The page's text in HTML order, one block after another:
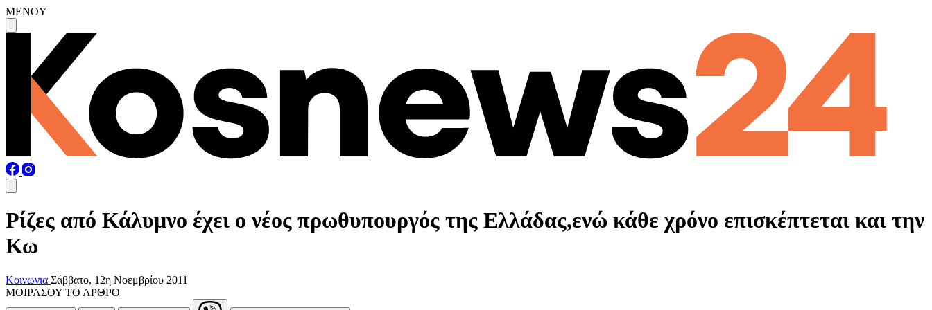
MENOY
Ρίζες από Κάλυμνο έχει ο νέος πρωθυπουργός της Ελλάδας,ενώ κάθε χρόνο επισκέπτεται και την
Κω
Κοινωνια Σάββατο, 12η Νοεμβρίου 2011
ΜΟΙΡΑΣΟΥ ΤΟ ΑΡΘΡΟ